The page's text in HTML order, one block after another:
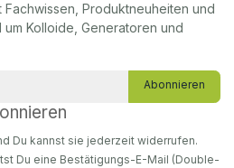
Fachwissen, Produktneuheiten und
Kolloide, Generatoren und
Abonnieren
Du kannst sie jederzeit widerrufen.
Du eine Bestätigungs-E-Mail (Double-